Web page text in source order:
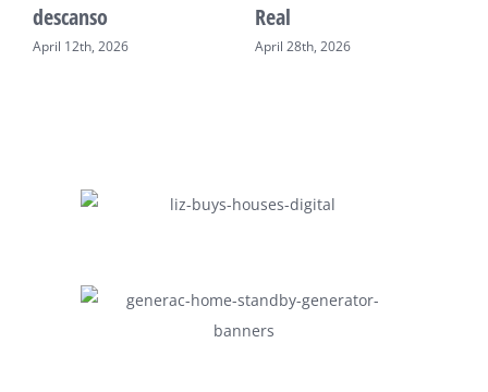
descanso
April 12th, 2026
Real
April 28th, 2026